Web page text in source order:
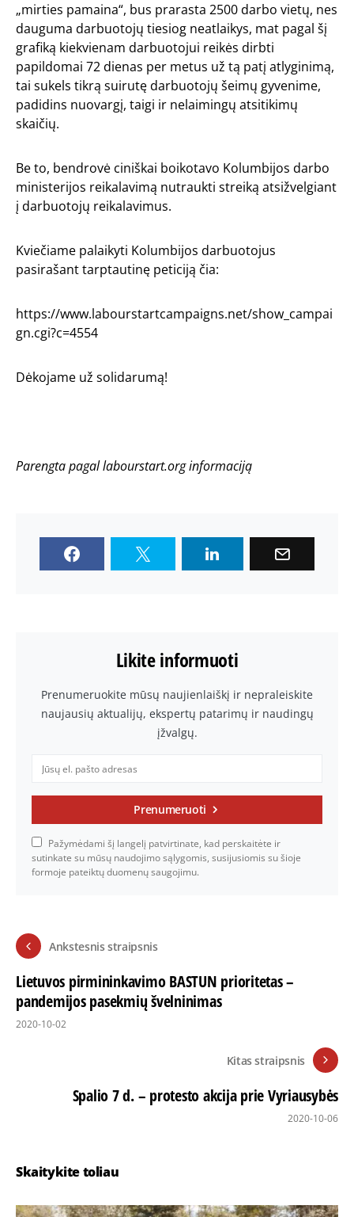
„mirties pamaina“, bus prarasta 2500 darbo vietų, nes
dauguma darbuotojų tiesiog neatlaikys, mat pagal šį
grafiką kiekvienam darbuotojui reikės dirbti
papildomai 72 dienas per metus už tą patį atlyginimą,
tai sukels tikrą suirutę darbuotojų šeimų gyvenime,
padidins nuovargį, taigi ir nelaimingų atsitikimų
skaičių.
Be to, bendrovė ciniškai boikotavo Kolumbijos darbo
ministerijos reikalavimą nutraukti streiką atsižvelgiant
į darbuotojų reikalavimus.
Kviečiame palaikyti Kolumbijos darbuotojus
pasirašant tarptautinę peticiją čia:
https://www.labourstartcampaigns.net/show_campai
gn.cgi?c=4554
Dėkojame už solidarumą!
Parengta pagal labourstart.org informaciją
Likite informuoti
Prenumeruokite mūsų naujienlaiškį ir nepraleiskite
naujausių aktualijų, ekspertų patarimų ir naudingų
įžvalgų.
Prenumeruoti
Pažymėdami šį langelį patvirtinate, kad perskaitėte ir
sutinkate su mūsų naudojimo sąlygomis, susijusiomis su šioje
formoje pateiktų duomenų saugojimu.
Ankstesnis straipsnis
Lietuvos pirmininkavimo BASTUN prioritetas –
pandemijos pasekmių švelninimas
2020-10-02
Kitas straipsnis
Spalio 7 d. – protesto akcija prie Vyriausybės
2020-10-06
Skaitykite toliau